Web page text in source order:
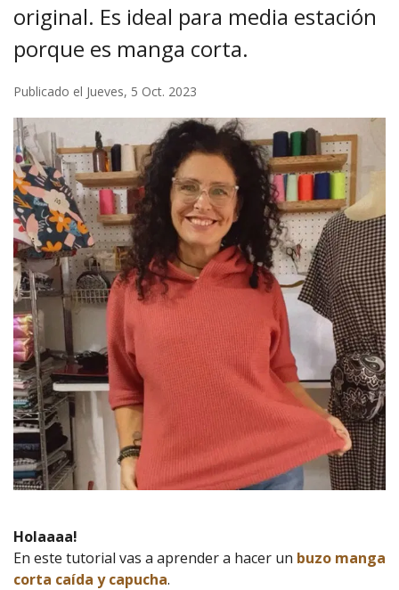
original. Es ideal para media estación
porque es manga corta.
Publicado el Jueves, 5 Oct. 2023
Holaaaa!
En este tutorial vas a aprender a hacer un buzo manga
corta caída y capucha.